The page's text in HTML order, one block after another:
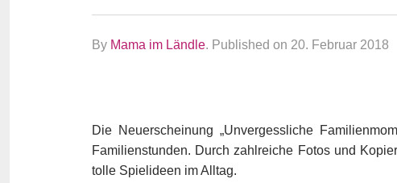
By Mama im Ländle. Published on 20. Februar 2018
Die Neuerscheinung „Unvergessliche
Familienstunden. Durch zahlreiche Fotos und
tolle Spielideen im Alltag.